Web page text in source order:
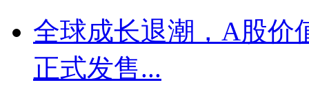
全球成长退潮，A股价
正式发售...